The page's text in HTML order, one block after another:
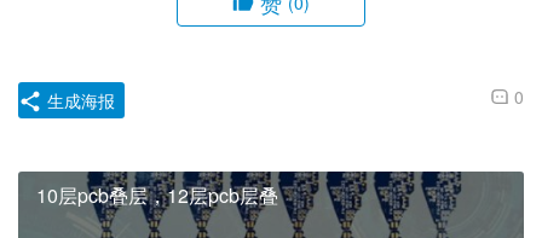
0
生成海报
10层pcb叠层，12层pcb层叠